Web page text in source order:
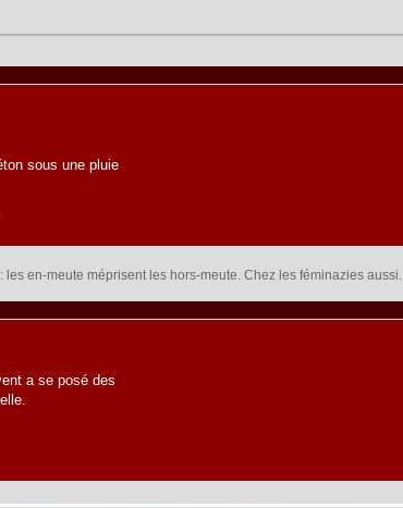
sous une pluie
en-meute méprisent les hors-meute. Chez les féminazies aussi.
a se posé des